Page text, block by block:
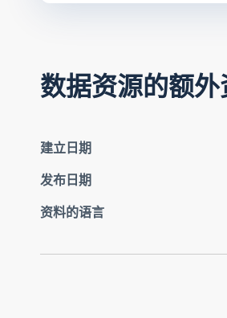
数据资源的额
建立日期
发布日期
资料的语言